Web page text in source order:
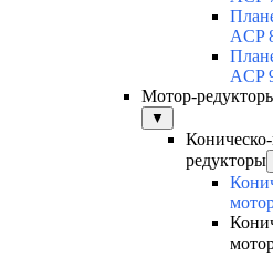
ACP
ACP
Мотор-
▼
редукторы